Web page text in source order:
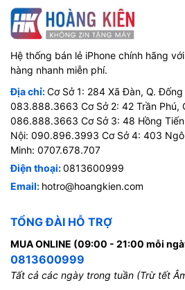
Hệ thống bán lẻ iPhone chính hãng
hàng nhanh miễn phí.
Địa chỉ:Cơ Sở 1: 284 Xã Đàn, Q.
083.888.3663 Cơ Sở 2: 42 Trần Phú,
086.888.3663 Cơ Sở 3: 48 Hồng
Nội: 090.896.3993 Cơ Sở 4: 403 Ngô
Minh: 0707.678.707
Điện thoại:0813600999
Email: hotro@hoangkien.com
TỔNG ĐÀI HỖ TRỢ
MUA ONLINE (09:00 - 21:00 mỗi
0813600999
Tất cả các ngày trong tuần (Trừ tết